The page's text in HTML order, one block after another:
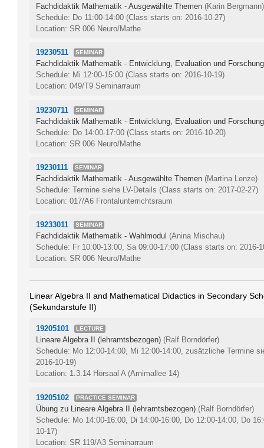
Fachdidaktik Mathematik - Ausgewählte Themen (Karin Bergmann)
Schedule: Do 11:00-14:00 (Class starts on: 2016-10-27)
Location: SR 006 Neuro/Mathe
19230511 SEMINAR
Fachdidaktik Mathematik - Entwicklung, Evaluation und Forschung
Schedule: Mi 12:00-15:00 (Class starts on: 2016-10-19)
Location: 049/T9 Seminarraum
19230711 SEMINAR
Fachdidaktik Mathematik - Entwicklung, Evaluation und Forschung
Schedule: Do 14:00-17:00 (Class starts on: 2016-10-20)
Location: SR 006 Neuro/Mathe
19230111 SEMINAR
Fachdidaktik Mathematik - Ausgewählte Themen (Martina Lenze)
Schedule: Termine siehe LV-Details (Class starts on: 2017-02-27)
Location: 017/A6 Frontalunterrichtsraum
19233011 SEMINAR
Fachdidaktik Mathematik - Wahlmodul (Anina Mischau)
Schedule: Fr 10:00-13:00, Sa 09:00-17:00 (Class starts on: 2016-
Location: SR 006 Neuro/Mathe
Linear Algebra II and Mathematical Didactics in Secondary
(Sekundarstufe II)
19205101 LECTURE
Lineare Algebra II (lehramtsbezogen) (Ralf Borndörfer)
Schedule: Mo 12:00-14:00, Mi 12:00-14:00, zusätzliche Termine
2016-10-19)
Location: 1.3.14 Hörsaal A (Arnimallee 14)
19205102 PRACTICE SEMINAR
Übung zu Lineare Algebra II (lehramtsbezogen) (Ralf Borndörfer)
Schedule: Mo 14:00-16:00, Di 14:00-16:00, Do 12:00-14:00, Do
10-17)
Location: SR 119/A3 Seminarraum